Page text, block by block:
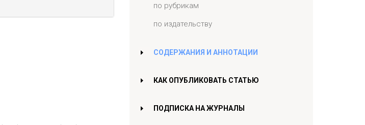
по рубрикам
по издательству
СОДЕРЖАНИЯ И АННОТАЦИИ
КАК ОПУБЛИКОВАТЬ СТАТЬЮ
ПОДПИСКА НА ЖУРНАЛЫ